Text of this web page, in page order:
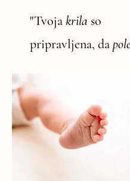
"Tvojakrila so
pripravljena, da